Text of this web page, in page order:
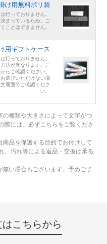
け用無料ポリ袋
行っておりません。
まっているため、ご
ことはできません。
用ギフトケース
行っておりません。
法が異なります。
こ
からご確認ください。
選びいただけない場
画面でご確認くださ
い。
種類や大きさによって文字がつ
際には、必ずこちらをご覧くださ
品を保護する目的でお付けして
、汚れ等による返品・交換は承る
い場合もございます。予めご了
こちらから